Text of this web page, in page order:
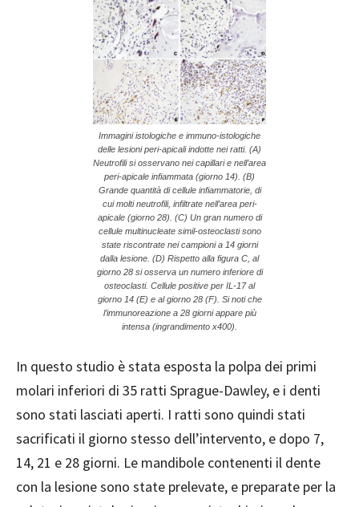
Immagini istologiche e immuno-istologiche
delle lesioni peri-apicali indotte nei ratti. (A)
Neutrofili si osservano nei capillari e nell’area
peri-apicale infiammata (giorno 14). (B)
Grande quantità di cellule infiammatorie, di
cui molti neutrofili, infiltrate nell’area peri-
apicale (giorno 28). (C) Un gran numero di
cellule multinucleate simil-osteoclasti sono
state riscontrate nei campioni a 14 giorni
dalla lesione. (D) Rispetto alla figura C, al
giorno 28 si osserva un numero inferiore di
osteoclasti. Cellule positive per IL-17 al
giorno 14 (E) e al giorno 28 (F). Si noti che
l’immunoreazione a 28 giorni appare più
intensa (ingrandimento x400).
In questo studio è stata esposta la polpa dei primi
molari inferiori di 35 ratti Sprague-Dawley, e i denti
sono stati lasciati aperti. I ratti sono quindi stati
sacrificati il giorno stesso dell’intervento, e dopo 7,
14, 21 e 28 giorni. Le mandibole contenenti il dente
con la lesione sono state prelevate, e preparate per la